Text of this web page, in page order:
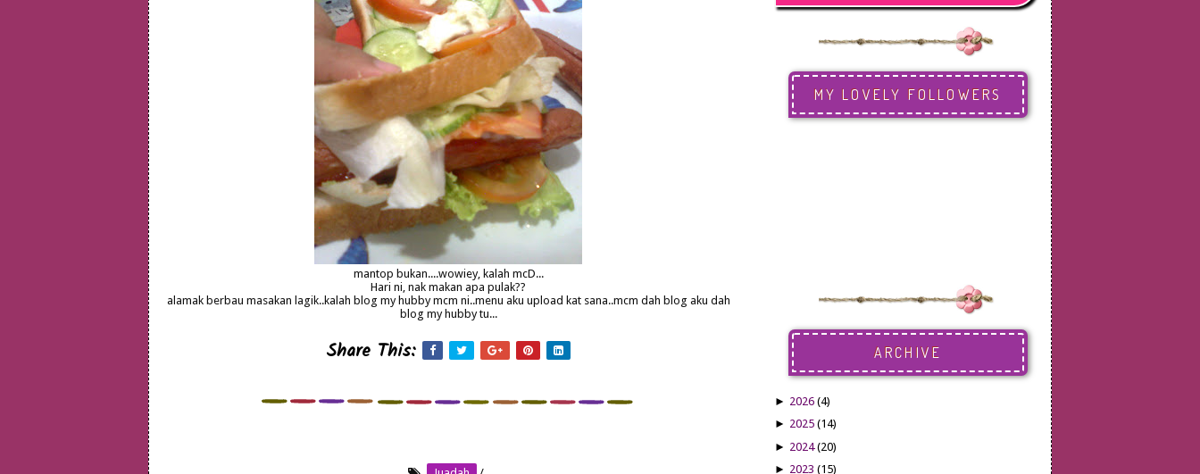
mantop bukan....wowiey, kalah mcD...
Hari ni, nak makan apa pulak??
alamak berbau masakan lagik..kalah blog my hubby mcm ni..menu aku upload kat sana..mcm dah blog aku dah
blog my hubby tu...
Share This:
MY LOVELY FOLLOWERS
ARCHIVE
► 2026 (4)
► 2025 (14)
► 2024 (20)
► 2023 (15)